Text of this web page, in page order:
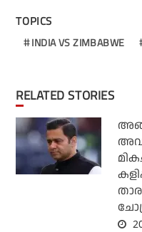
TOPICS
INDIA VS ZIMBABWE
RELATED STORIES